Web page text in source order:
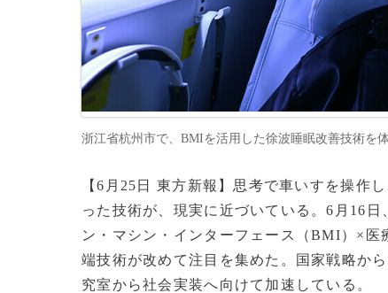
浙江省杭州市で、BMIを活用した徐波睡眠改善技術を
【6月25日 東方新報】思考で車いすを操作
った技術が、現実に近づいている。6月16日
ン・マシン・インターフェース（BMI）×
端技術が改めて注目を集めた。国家戦略か
究室から社会実装へ向けて加速している。